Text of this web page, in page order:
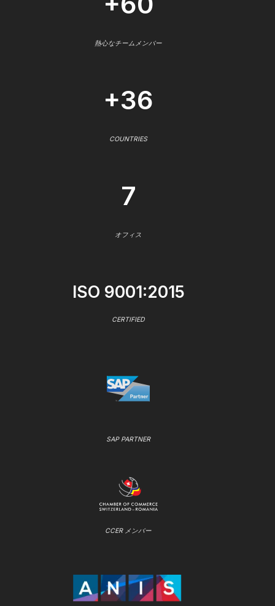
熱心なチームメンバー
+36
COUNTRIES
7
オフィス
ISO 9001:2015
CERTIFIED
SAP PARTNER
CCER メンバー